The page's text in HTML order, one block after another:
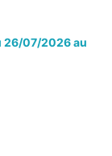
26/07/2026 au